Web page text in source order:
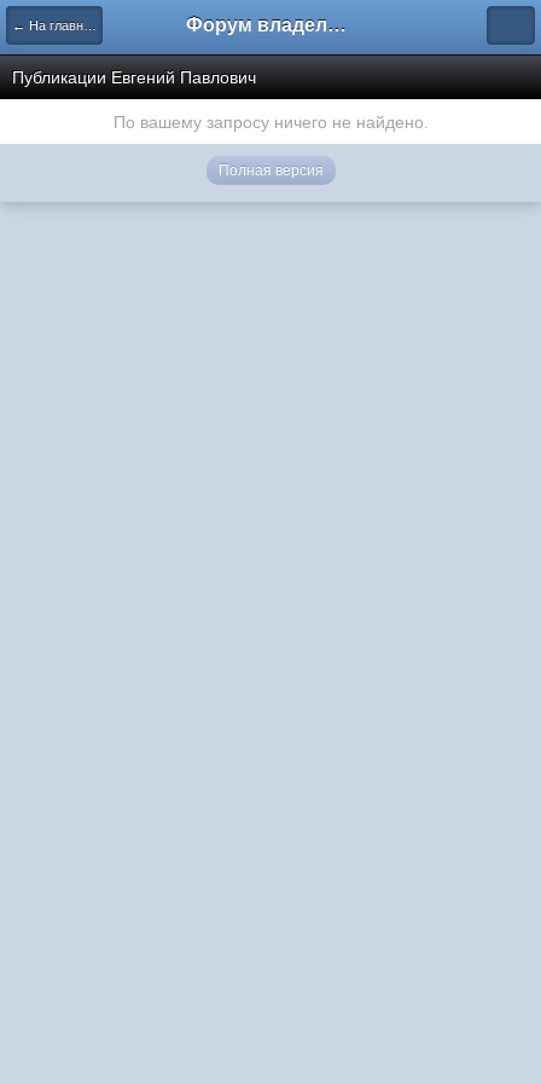
← На главную Форум владельцев интернет-магазинов
Публикации Евгений Павлович
По вашему запросу ничего не найдено.
Полная версия